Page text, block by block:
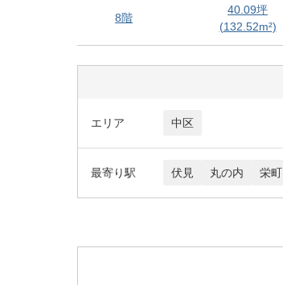
8階
40.09坪
(132.52m²)
エリア 中区
最寄り駅 伏見 丸の内 栄町